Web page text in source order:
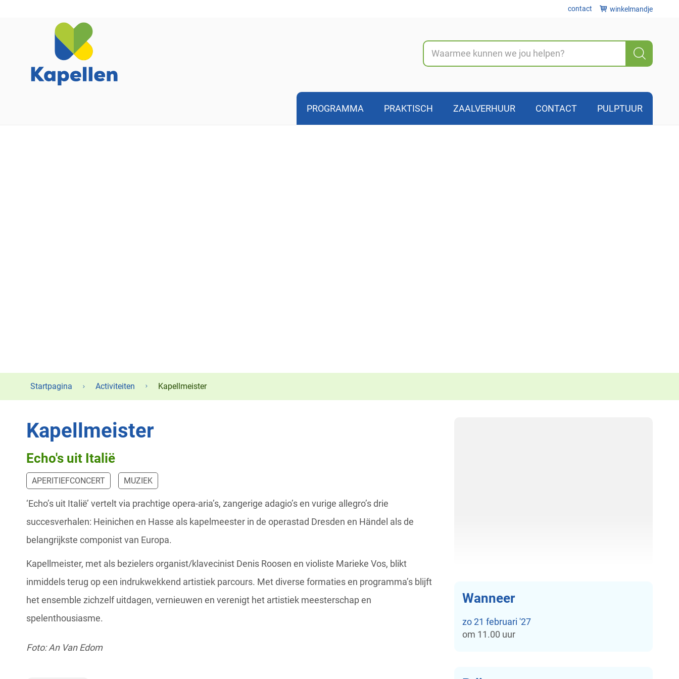
Kapellen
contact winkelmandje
PROGRAMMA PRAKTISCH ZAALVERHUUR CONTACT PULPTUUR
Startpagina Activiteiten Kapellmeister
Kapellmeister
Echo's uit Italië
APERITIEFCONCERT MUZIEK
‘Echo’s uit Italië’ vertelt via prachtige opera-aria’s, zangerige adagio’s en vurige allegro’s drie
succesverhalen: Heinichen en Hasse als kapelmeester in de operastad Dresden en Händel als de
belangrijkste componist van Europa.
Kapellmeister, met als bezielers organist/klavecinist Denis Roosen en violiste Marieke Vos, blikt
inmiddels terug op een indrukwekkend artistiek parcours. Met diverse formaties en programma’s blijft
het ensemble zichzelf uitdagen, vernieuwen en verenigt het artistiek meesterschap en
spelenthousiasme.
Foto: An Van Edom
Wanneer
zo 21 februari '27
om 11.00 uur